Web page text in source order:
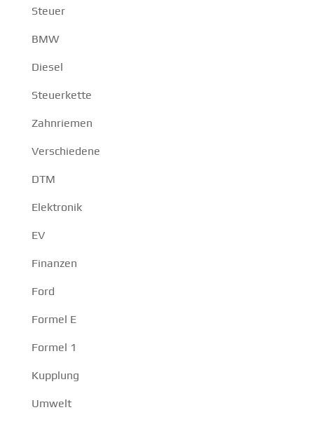
Steuer
BMW
Diesel
Steuerkette
Zahnriemen
Verschiedene
DTM
Elektronik
EV
Finanzen
Ford
Formel E
Formel 1
Kupplung
Umwelt